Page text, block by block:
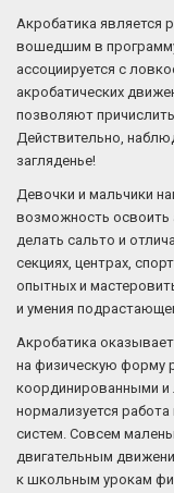
Акробатика является
вошедшим в
ассоциируется с
акробатических
позволяют
Действительно,
загляденье!
Девочки и мальчики
возможность освоить
делать сальто и
секциях, центрах,
опытных и
и умения
Акробатика
на физическую форму
координированными и
нормализуется
систем. Совсем
двигательным
к школьным урокам